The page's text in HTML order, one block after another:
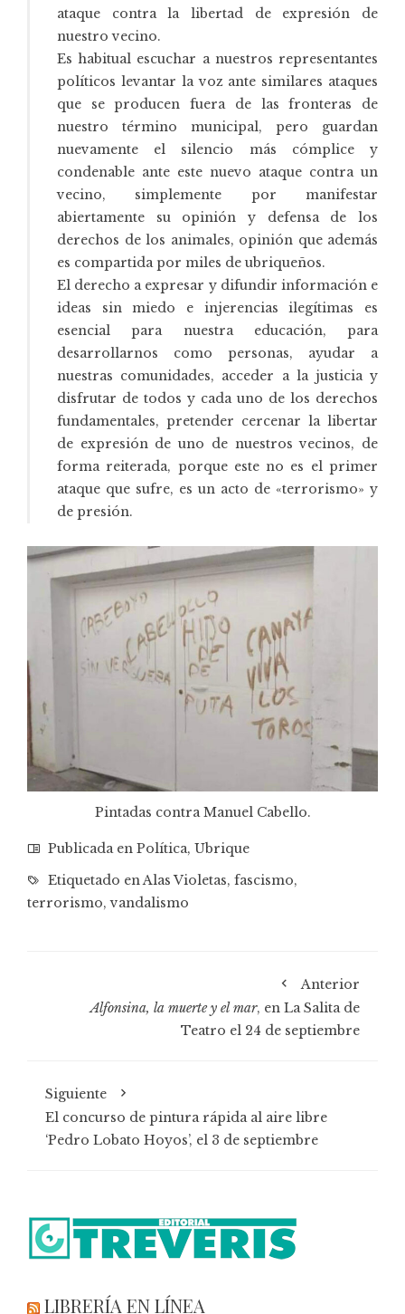
ataque contra la libertad de expresión de
nuestro vecino.
Es habitual escuchar a nuestros representantes
políticos levantar la voz ante similares ataques
que se producen fuera de las fronteras de
nuestro término municipal, pero guardan
nuevamente el silencio más cómplice y
condenable ante este nuevo ataque contra un
vecino, simplemente por manifestar
abiertamente su opinión y defensa de los
derechos de los animales, opinión que además
es compartida por miles de ubriqueños.
El derecho a expresar y difundir información e
ideas sin miedo e injerencias ilegítimas es
esencial para nuestra educación, para
desarrollarnos como personas, ayudar a
nuestras comunidades, acceder a la justicia y
disfrutar de todos y cada uno de los derechos
fundamentales, pretender cercenar la libertar
de expresión de uno de nuestros vecinos, de
forma reiterada, porque este no es el primer
ataque que sufre, es un acto de «terrorismo» y
de presión.
Pintadas contra Manuel Cabello.
Publicada en Política, Ubrique
Etiquetado enAlas Violetas, fascismo,
terrorismo,vandalismo
Anterior
Alfonsina, la muerte y el mar, en La Salita de
Teatro el 24 de septiembre
Siguiente
El concurso de pintura rápida al aire libre
‘Pedro Lobato Hoyos’, el 3 de septiembre
LIBRERÍA EN LÍNEA